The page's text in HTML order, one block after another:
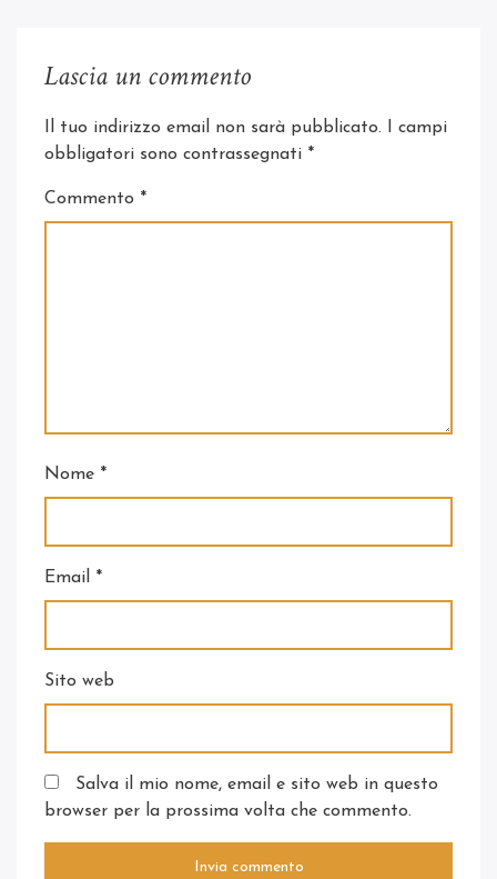
Lascia un commento
Il tuo indirizzo email non sarà pubblicato. I campi
obbligatori sono contrassegnati *
Commento *
Nome *
Email *
Sito web
Salva il mio nome, email e sito web in questo
browser per la prossima volta che commento.